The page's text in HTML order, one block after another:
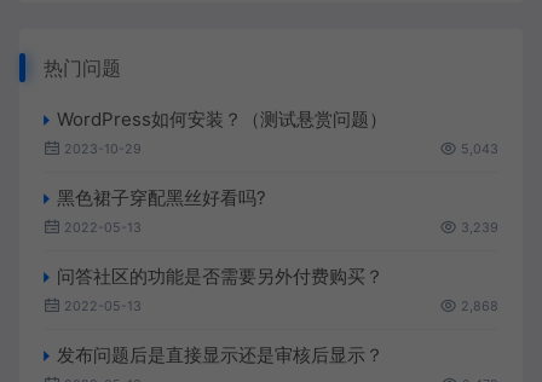
热门问题
WordPress如何安装？（测试悬赏问题）
2023-10-29 5,043
黑色裙子穿配黑丝好看吗?
2022-05-13 3,239
问答社区的功能是否需要另外付费购买？
2022-05-13 2,868
发布问题后是直接显示还是审核后显示？